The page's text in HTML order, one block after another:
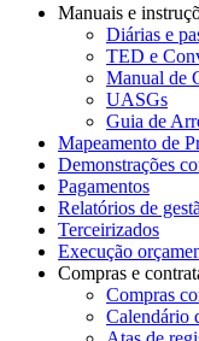
Manuais e
Diárias e
TED e
Manual de
UASGs
Guia de
Mapeamento de
Demonstrações
Pagamentos
Relatórios de
Terceirizados
Execução
Compras e
Compras
Calendário